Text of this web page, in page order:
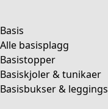
Basis
Alle basisplagg
Basistopper
Basiskjoler & tunikaer
Basisbukser & leggings